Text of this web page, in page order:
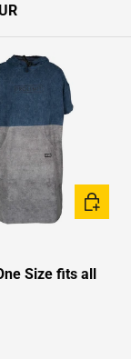
Size fits all